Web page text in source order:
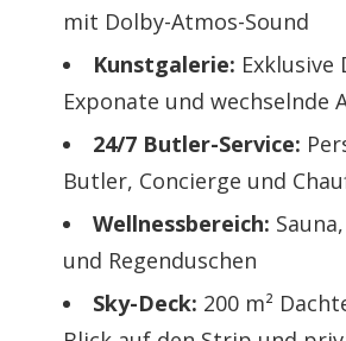
mit Dolby-Atmos-Sound
Kunstgalerie: Exklusive
Exponate und wechselnde
24/7 Butler-Service:
Butler, Concierge und
Wellnessbereich:
und Regenduschen
Sky-Deck: 200 m²